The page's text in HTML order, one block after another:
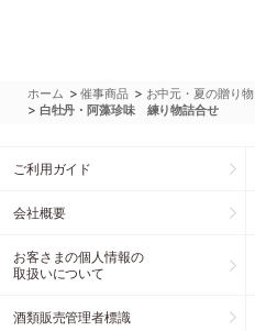
ホーム >催事商品 > お中元・夏の贈り物
> 白牡丹・阿藻珍味 練り物詰合せ
ご利用ガイド
会社概要
お客さまの個人情報の
取扱いについて
酒類販売管理者標識